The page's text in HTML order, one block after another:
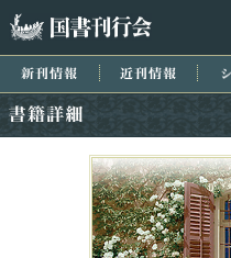
新刊情報 近刊情報